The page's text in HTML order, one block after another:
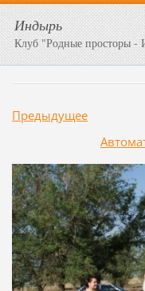
Индырь
Клуб "Родные просторы -
Предыдущее